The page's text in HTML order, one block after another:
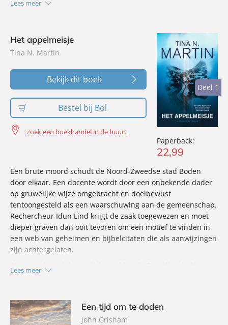
Lees meer
Deel 1
Deel 1
Paperback:
22,99
Het appelmeisje
Tina N. Martin
Bekijk dit boek
Bestel bij Bol
Zoek een boekhandel in de buurt
Een brute moord schudt de Noord-Zweedse stad Boden
door elkaar. Een docente wordt door een onbekende dader
op gruwelijke wijze omgebracht en doelbewust
tentoongesteld als een waarschuwing aan de gemeenschap.
Rechercheur Idun Lind krijgt de zaak toegewezen en moet
dieper graven dan ooit tevoren om een motief te vinden in
een web van geheimen en bijbelcitaten die als aanwijzingen
zijn achtergelaten.
het kost om de waarheid onder ogen te zien.
Lees meer
Een tijd om te doden
John Grisham